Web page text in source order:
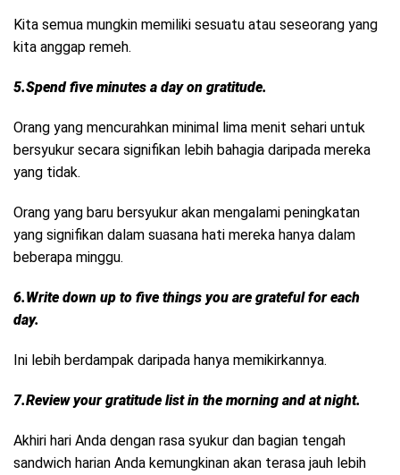
Kita semua mungkin memiliki sesuatu atau seseorang yang
kita anggap remeh.
5.Spend five minutes a day on gratitude.
Orang yang mencurahkan minimal lima menit sehari untuk
bersyukur secara signifikan lebih bahagia daripada mereka
yang tidak.
Orang yang baru bersyukur akan mengalami peningkatan
yang signifikan dalam suasana hati mereka hanya dalam
beberapa minggu.
6.Write down up to five things you are grateful for each
day.
Ini lebih berdampak daripada hanya memikirkannya.
7.Review your gratitude list in the morning and at night.
Akhiri hari Anda dengan rasa syukur dan bagian tengah
sandwich harian Anda kemungkinan akan terasa jauh lebih